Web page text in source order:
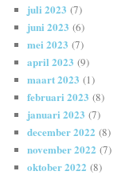
juli 2023 (7)
juni 2023 (6)
mei 2023 (7)
april 2023 (9)
maart 2023 (1)
februari 2023 (8)
januari 2023 (7)
december 2022 (8)
november 2022 (7)
oktober 2022 (8)